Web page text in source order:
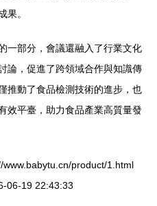
果。
一部分，會議還融入了行業文化
論，促進了跨領域合作與知識傳
推動了食品檢測技術的進步，也
效平臺，助力食品產業高質量發
product/1.html
06-19 22:43:33